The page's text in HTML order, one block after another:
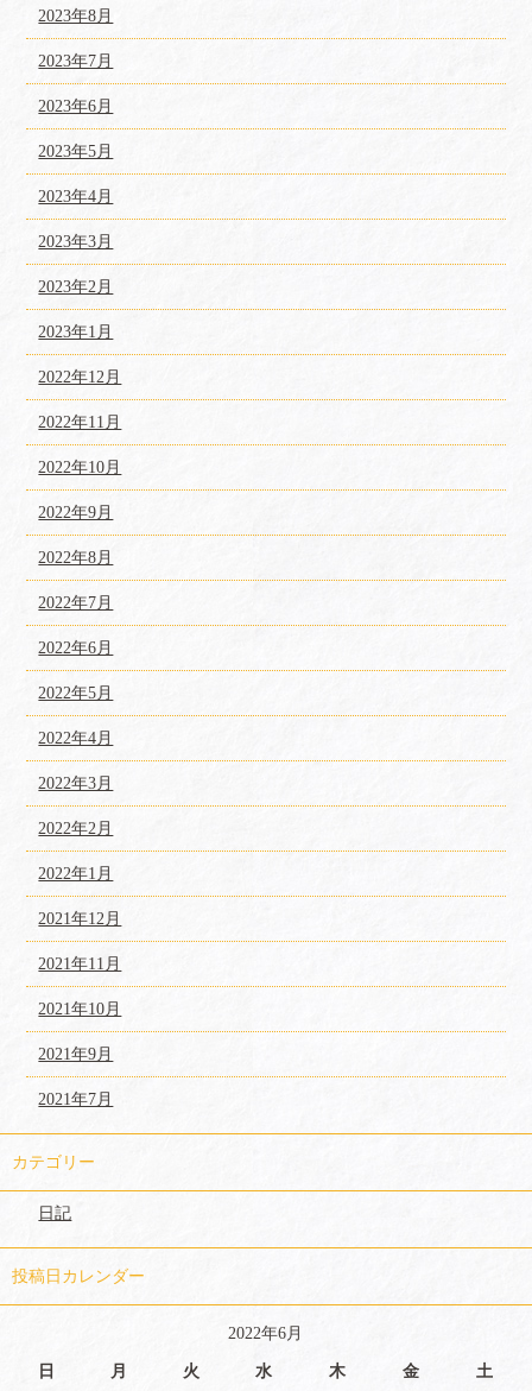
2023年8月
2023年7月
2023年6月
2023年5月
2023年4月
2023年3月
2023年2月
2023年1月
2022年12月
2022年11月
2022年10月
2022年9月
2022年8月
2022年7月
2022年6月
2022年5月
2022年4月
2022年3月
2022年2月
2022年1月
2021年12月
2021年11月
2021年10月
2021年9月
2021年7月
カテゴリー
日記
投稿日カレンダー
2022年6月
日 月 火 水 木 金 土